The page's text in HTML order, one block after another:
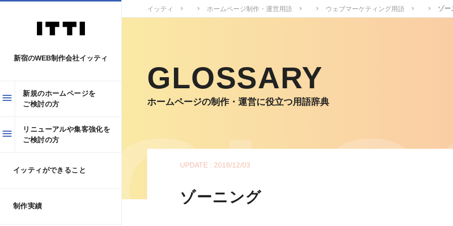
イッティ ホームページ制作・運営用語 ウェブマーケティング用語 ゾー
GLOSSARY
ホームページの制作・運営に役立つ用語辞典
UPDATE : 2018/12/03
ゾーニング
新宿のWEB制作会社イッティ
新規のホームページを
ご検討の方
リニューアルや集客強化を
ご検討の方
イッティができること
制作実績